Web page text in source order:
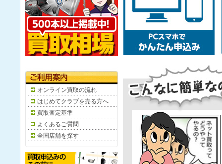
オンライン買取の流れ
はじめてクラブを売る方へ
買取査定基準
よくあるご質問
全国店舗を探す